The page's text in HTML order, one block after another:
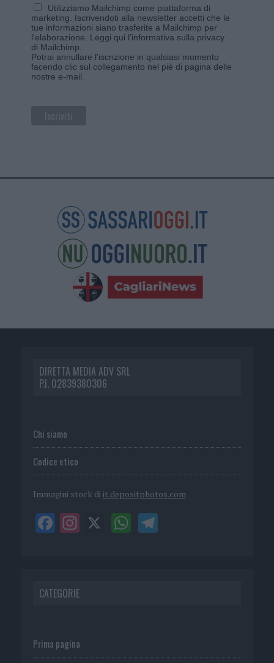
Utilizziamo Mailchimp come piattaforma di
marketing. Iscrivendoti alla newsletter accetti che le
tue informazioni siano trasferite a Mailchimp per
l'elaborazione. Leggi qui l'informativa sulla privacy
di Mailchimp
Potrai annullare l'iscrizione in qualsiasi momento
facendo clic sul collegamento nel piè di pagina delle
nostre e-mail.
DIRETTA MEDIA ADV SRL
P.I. 02839380306
Chi siamo
Codice etico
Immagini stock di it.depositphotos.com
CATEGORIE
Prima pagina